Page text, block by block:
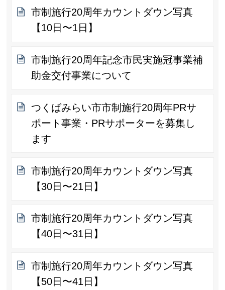
市制施行20周年カウントダウン写真
【10日〜1日】
市制施行20周年記念市民実施冠事業補
助金交付事業について
つくばみらい市市制施行20周年PRサ
ポート事業・PRサポーターを募集し
ます
市制施行20周年カウントダウン写真
【30日〜21日】
市制施行20周年カウントダウン写真
【40日〜31日】
市制施行20周年カウントダウン写真
【50日〜41日】